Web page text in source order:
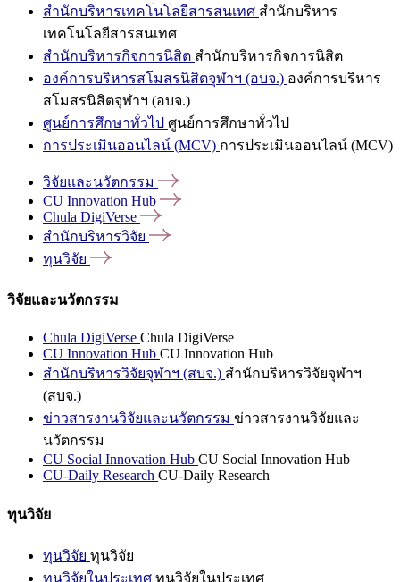
สำนักบริหารเทคโนโลยีสารสนเทศ สำนักบริหาร
เทคโนโลยีสารสนเทศ
สำนักบริหารกิจการนิสิต สำนักบริหารกิจการนิสิต
องค์การบริหารสโมสรนิสิตจุฬาฯ (อบจ.) องค์การบริหาร
สโมสรนิสิตจุฬาฯ (อบจ.)
ศูนย์การศึกษาทั่วไป ศูนย์การศึกษาทั่วไป
การประเมินออนไลน์ (MCV) การประเมินออนไลน์ (MCV)
วิจัยและนวัตกรรม
CU Innovation Hub
Chula DigiVerse
สำนักบริหารวิจัย
ทุนวิจัย
วิจัยและนวัตกรรม
Chula DigiVerse Chula DigiVerse
CU Innovation Hub CU Innovation Hub
สำนักบริหารวิจัยจุฬาฯ (สบจ.) สำนักบริหารวิจัยจุฬาฯ
(สบจ.)
ข่าวสารงานวิจัยและนวัตกรรม ข่าวสารงานวิจัยและ
นวัตกรรม
CU Social Innovation Hub CU Social Innovation Hub
CU-Daily Research CU-Daily Research
ทุนวิจัย
ทุนวิจัย ทุนวิจัย
ทุนวิจัยในประเทศ ทุนวิจัยในประเทศ